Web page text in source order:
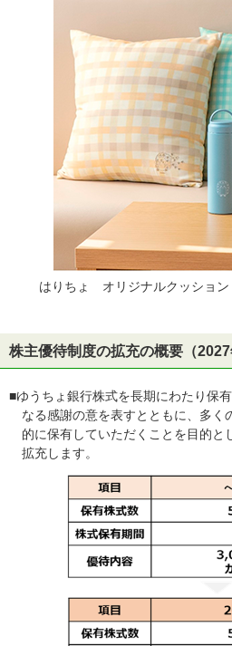
はりちょ オリジナルクッション
株主優待制度の拡充の概要（2027
■ゆうちょ銀行株式を長期にわたり保
なる感謝の意を表すとともに、多く
的に保有していただくことを目的と
拡充します。